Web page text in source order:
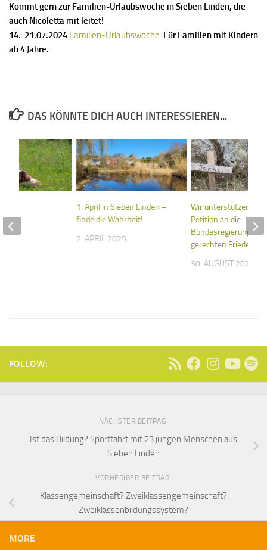
Kommt gern zur Familien-Urlaubswoche in Sieben Linden, die
auch Nicoletta mit leitet!
14.-21.07.2024 Familien-Urlaubswoche. Für Familien mit Kindern
ab 4 Jahre.
DAS KÖNNTE DICH AUCH INTERESSIEREN...
1. April in Sieben Linden –
finde die Wahrheit!
2. APRIL 2025
Wir unterstützen eine
Petition an die
Bundesregierung für
gerechten Frieden in
30. AUGUST 2024
FOLLOW:
NÄCHSTER BEITRAG
Ist das Bildung? Sportfahrt mit 23 jungen Menschen aus
Sieben Linden
VORHERIGER BEITRAG
Klassengemeinschaft? Zweiklassengemeinschaft?
Zweiklassenbildungssystem?
MORE